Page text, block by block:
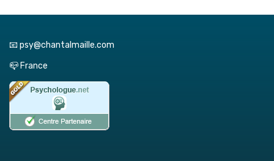
📧 psy@chantalmaille.com
📪 France